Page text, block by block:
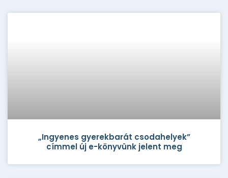
„Ingyenes gyerekbarát csodahelyek”
címmel új e-könyvünk jelent meg